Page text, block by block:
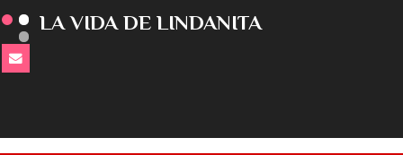
LA VIDA DE LINDANITA